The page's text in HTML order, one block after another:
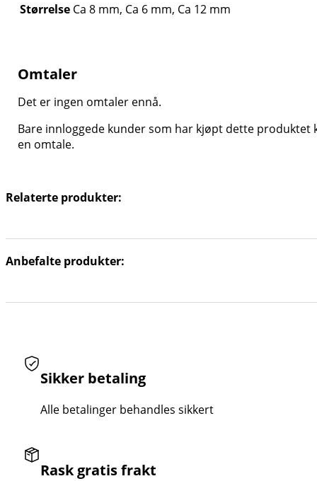
Størrelse Ca 8 mm, Ca 6 mm, Ca 12 mm
Omtaler
Det er ingen omtaler ennå.
Bare innloggede kunder som har kjøpt dette produktet
en omtale.
Relaterte produkter:
Anbefalte produkter:
Sikker betaling
Alle betalinger behandles sikkert
Rask gratis frakt